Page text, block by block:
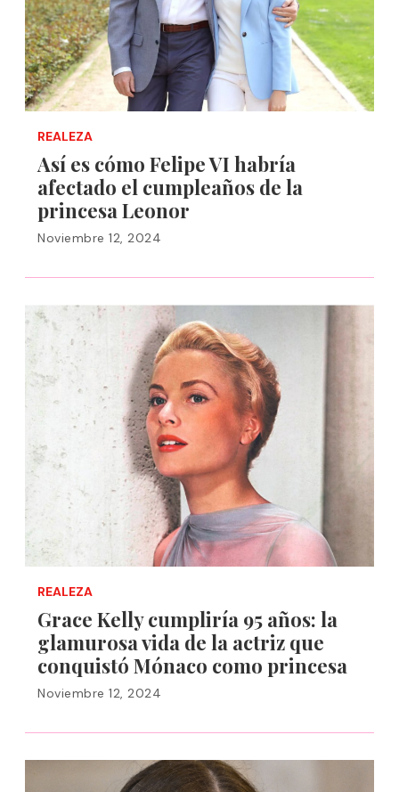
REALEZA
Así es cómo Felipe VI habría
afectado el cumpleaños de la
princesa Leonor
Noviembre 12, 2024
REALEZA
Grace Kelly cumpliría 95 años: la
glamurosa vida de la actriz que
conquistó Mónaco como princesa
Noviembre 12, 2024